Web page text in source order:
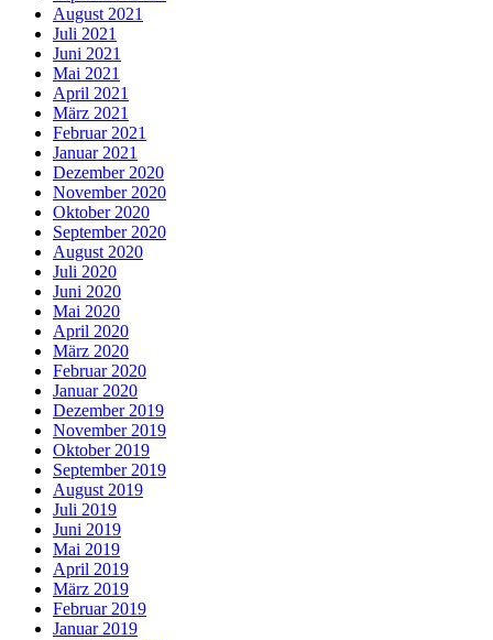
August 2021
Juli 2021
Juni 2021
Mai 2021
April 2021
März 2021
Februar 2021
Januar 2021
Dezember 2020
November 2020
Oktober 2020
September 2020
August 2020
Juli 2020
Juni 2020
Mai 2020
April 2020
März 2020
Februar 2020
Januar 2020
Dezember 2019
November 2019
Oktober 2019
September 2019
August 2019
Juli 2019
Juni 2019
Mai 2019
April 2019
März 2019
Februar 2019
Januar 2019